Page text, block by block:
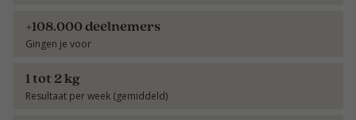
+108.000 deelnemers
Gingen je voor
1 tot 2 kg
Resultaat per week (gemiddeld)